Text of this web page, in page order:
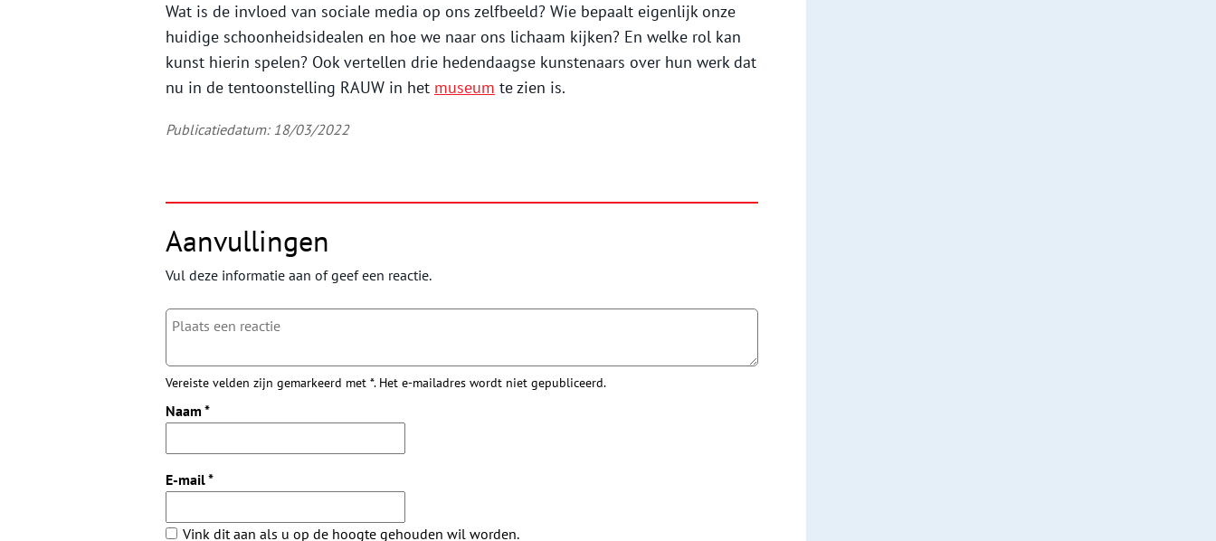
Wat is de invloed van sociale media op ons zelfbeeld? Wie bepaalt eigenlijk onze
huidige schoonheidsidealen en hoe we naar ons lichaam kijken? En welke rol kan
kunst hierin spelen? Ook vertellen drie hedendaagse kunstenaars over hun werk dat
nu in de tentoonstelling RAUW in het museum te zien is.
Publicatiedatum: 18/03/2022
Aanvullingen
Vul deze informatie aan of geef een reactie.
Vereiste velden zijn gemarkeerd met *. Het e-mailadres wordt niet gepubliceerd.
Naam *
E-mail*
Vink dit aan als u op de hoogte gehouden wil worden.